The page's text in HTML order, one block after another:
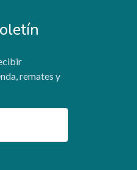
remates y